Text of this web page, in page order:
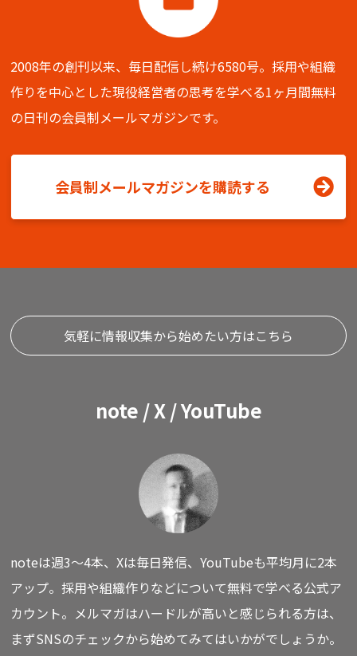
2008年の創刊以来、毎日配信し続け6580号。採用や組織
作りを中心とした現役経営者の思考を学べる1ヶ月間無料
の日刊の会員制メールマガジンです。
会員制メールマガジンを購読する
気軽に情報収集から始めたい方はこちら
note / X / YouTube
noteは週3〜4本、Xは毎日発信、YouTubeも平均月に2本
アップ。採用や組織作りなどについて無料で学べる公式ア
カウント。 メルマガはハードルが高いと感じられる方は、
まずSNSのチェックから始めてみてはいかがでしょうか。